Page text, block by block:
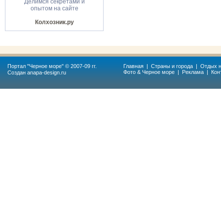
Делимся секретами и
опытом на сайте
Колхозник.ру
Портал "Черное море" © 2007-09 гг.
Создан anapa-design.ru
Главная | Страны и города | Отдых
Фото & Черное море | Реклама |